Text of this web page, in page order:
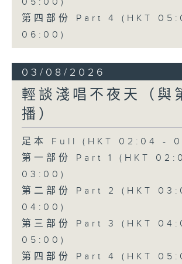
第四部份 Part 4 (HKT
06:00)
03/08/2026
輕談淺唱不夜天（與
播）
足本 Full (HKT 02:04 -
第一部份 Part 1 (HKT
03:00)
第二部份 Part 2 (HKT
04:00)
第三部份 Part 3 (HKT
05:00)
第四部份 Part 4 (HKT